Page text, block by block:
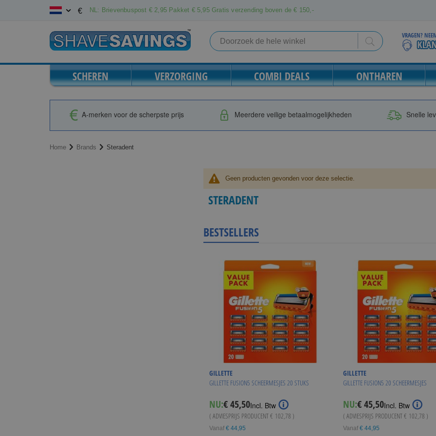
Ga
inhoud
€ NL: Brievenbuspost € 2,95 Pakket € 5,95 Gratis verzending boven de € 150,-
Search
VRAGEN?
SCHEREN VERZORGING COMBI DEALS ONTHAREN
A-merken voor de scherpste prijs Meerdere veilige betaalmogelijkheden Snelle
Home Brands Steradent
Geen producten gevonden voor deze selectie.
STERADENT
BESTSELLERS
GILLETTE
GILLETTE FUSION5 SCHEERMESJES 20 STUKS
NU:€ 45,50Incl. Btw
( ADVIESPRIJS PRODUCENT€ 102,78 )
Vanaf € 44,95
GILLETTE
GILLETTE FUSION5 20 SCHEERMESJES
NU:€ 45,50Incl. Btw
( ADVIESPRIJS PRODUCENT€ 102,78 )
Vanaf € 44,95